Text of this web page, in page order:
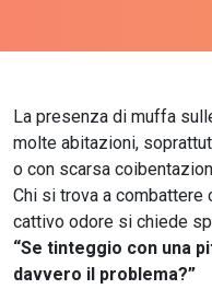
La presenza di muffa
molte abitazioni,
o con scarsa
Chi si trova a combattere
cattivo odore si chiede
“Se tinteggio con una
davvero il problema?”